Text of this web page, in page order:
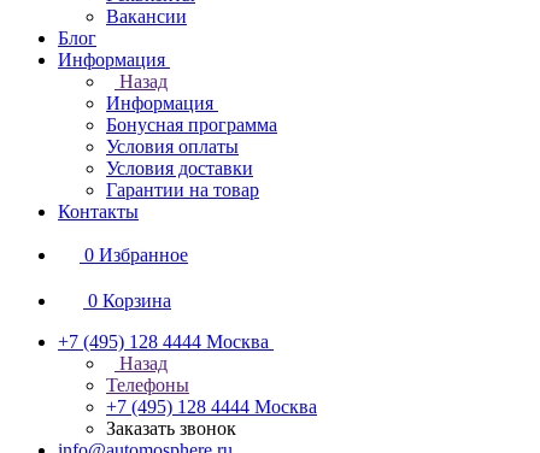
Вакансии
Блог
Информация
Назад
Информация
Бонусная программа
Условия оплаты
Условия доставки
Гарантии на товар
Контакты
0 Избранное
0 Корзина
+7 (495) 128 4444 Москва
Назад
Телефоны
+7 (495) 128 4444 Москва
Заказать звонок